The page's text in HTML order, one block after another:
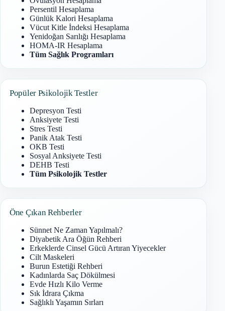
Persentil Hesaplama
Günlük Kalori Hesaplama
Vücut Kitle İndeksi Hesaplama
Yenidoğan Sarılığı Hesaplama
HOMA-IR Hesaplama
Tüm Sağlık Programları
Popüler Psikolojik Testler
Depresyon Testi
Anksiyete Testi
Stres Testi
Panik Atak Testi
OKB Testi
Sosyal Anksiyete Testi
DEHB Testi
Tüm Psikolojik Testler
Öne Çıkan Rehberler
Sünnet Ne Zaman Yapılmalı?
Diyabetik Ara Öğün Rehberi
Erkeklerde Cinsel Gücü Artıran Yiyecekler
Cilt Maskeleri
Burun Estetiği Rehberi
Kadınlarda Saç Dökülmesi
Evde Hızlı Kilo Verme
Sık İdrara Çıkma
Sağlıklı Yaşamın Sırları